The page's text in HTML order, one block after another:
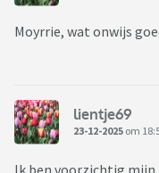
Moyrrie, wat onwijs
lientje69
23-12-2025 om